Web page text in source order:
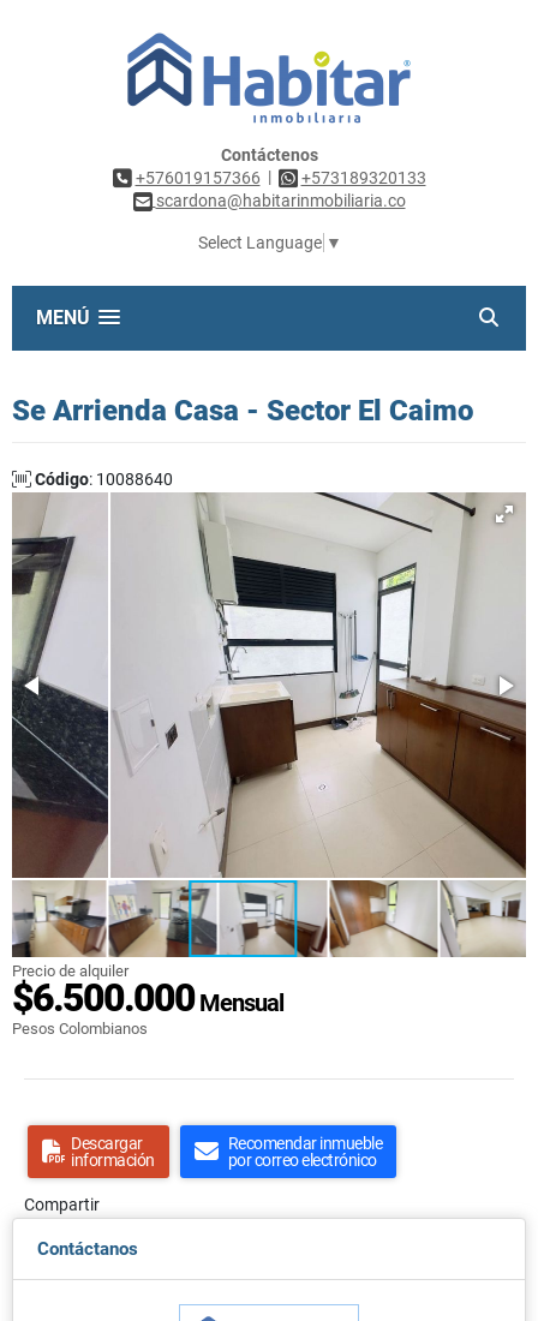
Contáctenos
+576019157366 |
+573189320133
scardona@habitarinmobiliaria.co
Select Language ▼
MENÚ
Se Arrienda Casa - Sector El Caimo
Código: 10088640
Precio de alquiler
$6.500.000Mensual
Pesos Colombianos
Descargar
información
Recomendar inmueble
por correo electrónico
Compartir
Contáctanos